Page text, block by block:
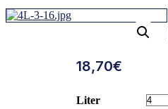
18,70€
Liter